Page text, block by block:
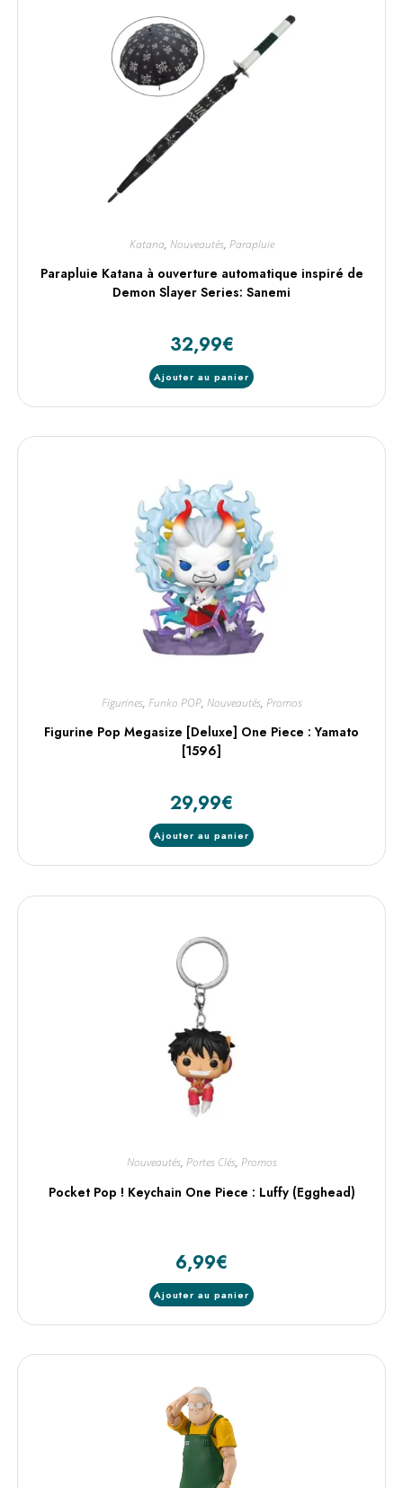
Katana, Nouveautés, Parapluie
Parapluie Katana à ouverture automatique inspiré de
Demon Slayer Series: Sanemi
32,99€
Ajouter au panier
Figurines, Funko POP, Nouveautés, Promos
Figurine Pop Megasize [Deluxe] One Piece : Yamato
[1596]
29,99€
Ajouter au panier
Nouveautés, Portes Clés, Promos
Pocket Pop ! Keychain One Piece : Luffy (Egghead)
6,99€
Ajouter au panier